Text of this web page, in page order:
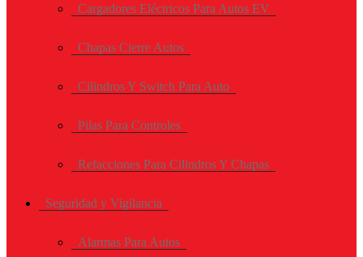
Cargadores Eléctricos Para Autos EV
Chapas Cierre Autos
Cilindros Y Switch Para Auto
Pilas Para Controles
Refacciones Para Cilindros Y Chapas
Seguridad y Vigilancia
Alarmas Para Autos